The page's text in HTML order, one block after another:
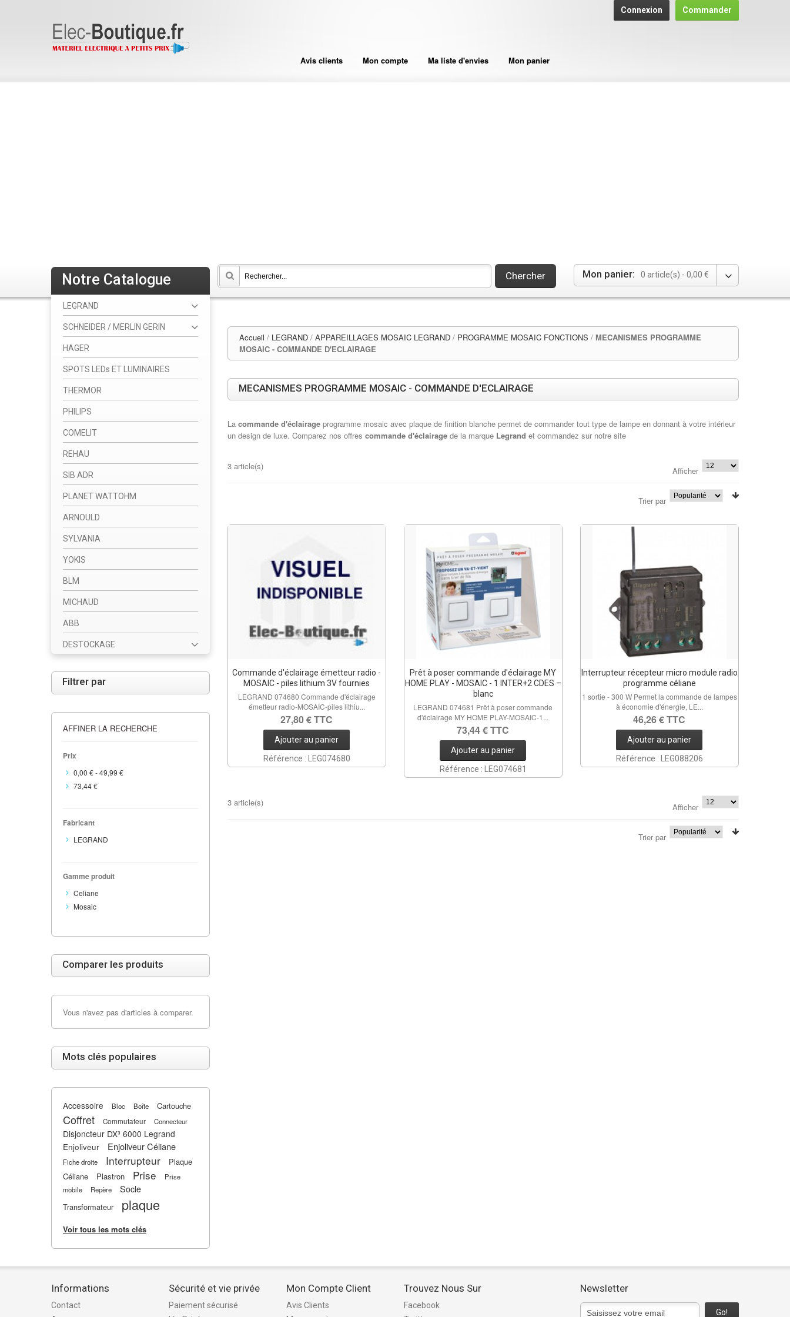
Connexion Commander
Avis clients Mon compte Ma liste d'envies Mon panier
Mon panier: 0 article(s) - 0,00 €
Chercher
Accueil / LEGRAND / APPAREILLAGES MOSAIC LEGRAND / PROGRAMME MOSAIC FONCTIONS / MECANISMES PROGRAMME
MOSAIC - COMMANDE D'ECLAIRAGE
MECANISMES PROGRAMME MOSAIC - COMMANDE D'ECLAIRAGE
La commande d'éclairage programme mosaic avec plaque de finition blanche permet de commander tout type de lampe en donnant à votre intérieur
un design de luxe. Comparez nos offres commande d'éclairage de la marque Legrand et commandez sur notre site
3 article(s) Afficher
Trier par
Commande d'éclairage émetteur radio -
MOSAIC - piles lithium 3V fournies
LEGRAND 074680 Commande d'éclairage
émetteur radio-MOSAIC-piles lithiu...
27,80 € TTC
Ajouter au panier
Référence : LEG074680
Prêt à poser commande d'éclairage MY
HOME PLAY - MOSAIC - 1 INTER+2 CDES –
blanc
LEGRAND 074681 Prêt à poser commande
d'éclairage MY HOME PLAY-MOSAIC-1...
73,44 € TTC
Ajouter au panier
Référence : LEG074681
Interrupteur récepteur micro module radio
programme céliane
1 sortie - 300 W Permet la commande de lampes
à économie d'énergie, LE...
46,26 € TTC
Ajouter au panier
Référence : LEG088206
3 article(s) Afficher
Trier par
Notre Catalogue
LEGRAND
SCHNEIDER / MERLIN GERIN
HAGER
SPOTS LEDs ET LUMINAIRES
THERMOR
PHILIPS
COMELIT
REHAU
SIB ADR
PLANET WATTOHM
ARNOULD
SYLVANIA
YOKIS
BLM
MICHAUD
ABB
DESTOCKAGE
Filtrer par
AFFINER LA RECHERCHE
Prix
0,00 €-49,99 €
73,44 €
Fabricant
LEGRAND
Gamme produit
Celiane
Mosaic
Comparer les produits
Vous n'avez pas d'articles à comparer.
Mots clés populaires
Accessoire Bloc Boîte Cartouche
Coffret Commutateur Connecteur
Disjoncteur DX³ 6000 Legrand
Enjoliveur
Enjoliveur Céliane
Fiche droite Interrupteur
Plaque
Céliane
Plastron Prise
Prise
mobile
Repère Socle
Transformateur plaque
Voir tous les mots clés
Informations
Contact
Sécurité et vie privée
Paiement sécurisé
Mon Compte Client
Avis Clients
Trouvez Nous Sur
Facebook
Newsletter
Go!